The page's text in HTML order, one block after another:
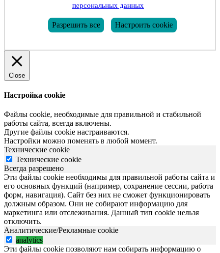
персональных данных
Разрешить все Настроить cookie
Close
Настройка cookie
Файлы cookie, необходимые для правильной и стабильной
работы сайта, всегда включены.
Другие файлы cookie настраиваются.
Настройки можно поменять в любой момент.
Технические cookie
Технические cookie
Всегда разрешено
Эти файлы cookie необходимы для правильной работы сайта и
его основных функций (например, сохранение сессии, работа
форм, навигация). Сайт без них не сможет функционировать
должным образом. Они не собирают информацию для
маркетинга или отслеживания. Данный тип cookie нельзя
отключить.
Аналитические/Рекламные cookie
analytics
Эти файлы cookie позволяют нам собирать информацию о